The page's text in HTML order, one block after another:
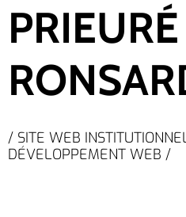
PRIEURÉ
/ SITE WEB
DÉVELOPPEMENT WEB /